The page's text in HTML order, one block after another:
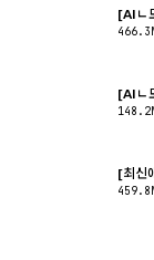
[AIㄴ
[AIㄴ
[최신